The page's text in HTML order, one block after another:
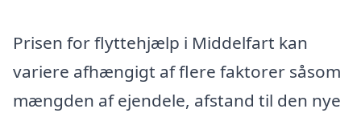
Prisen for flyttehjælp i Middelfart kan
variere afhængigt af flere faktorer såsom
mængden af ejendele, afstand til den nye